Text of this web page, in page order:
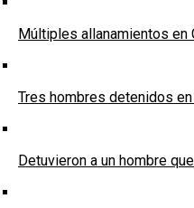
Múltiples allanamientos en
Tres hombres detenidos
Detuvieron a un hombre